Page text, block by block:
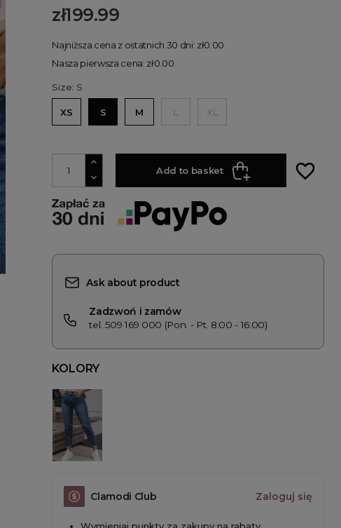
zł199.99
Najniższa cena z ostatnich 30 dni: zł0.00
Nasza pierwsza cena: zł0.00
Size: S
XS S M L XL
Add to basket favorite_border
Ask about product
Zadzwoń i zamów
tel. 509 169 000 (Pon. - Pt. 8:00 - 16:00)
KOLORY
Clamodi Club Zaloguj się